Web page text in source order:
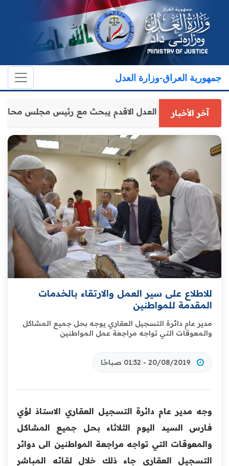
جمهورية العراق-وزارة العدل
آخر الأخباروكيل وزارة العدل الاقدم يبحث مع رئيس مجلس
للاطلاع على سير العمل والارتقاء بالخدمات
المقدمة للمواطنين
مدير عام دائرة التسجيل العقاري يوجه بحل جميع المشاكل
‏والمعوقات التي تواجه مراجعة عمل المواطنين
20/08/2019 - 01:32 صباحًا
وجه مدير عام دائرة التسجيل العقاري الاستاذ لؤي
فارس السيد ‏اليوم الثلاثاء بحل جميع المشاكل
والمعوقات التي تواجه مراجعة المواطنين الى دوائر
التسجيل العقاري جاء ذلك خلال لقائه ‏المباشر